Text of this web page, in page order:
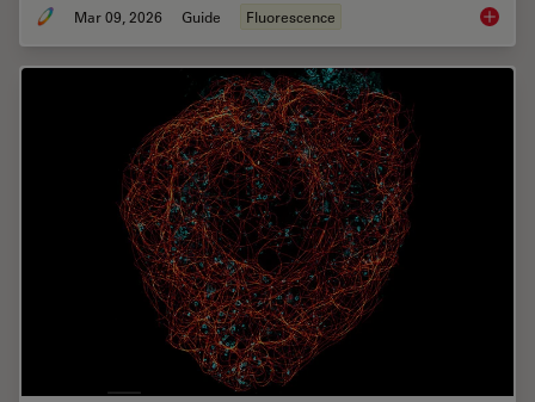
Mar 09, 2026 Guide Fluorescence A